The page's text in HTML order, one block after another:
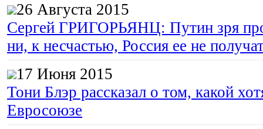
26 Августа 2015
Сергей ГРИГОРЬЯНЦ: Путин зря
ни, к несчастью, Россия ее не
17 Июня 2015
Тони Блэр рассказал о том, какой
Евросоюзе